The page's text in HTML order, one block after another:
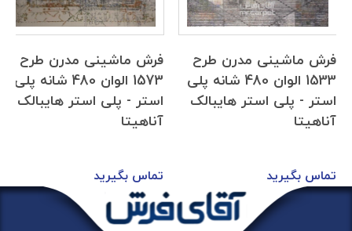
فرش ماشینی مدرن طرح
1533 الوان 480 شانه پلی
استر - پلی استر هایبالک
آناهیتا
تماس بگیرید
فرش ماشینی مدرن طرح
1573 الوان 480 شانه پلی
استر - پلی استر هایبالک
آناهیتا
تماس بگیرید